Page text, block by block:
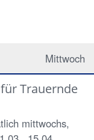
Mittwoch
Trauernde
mittwochs,